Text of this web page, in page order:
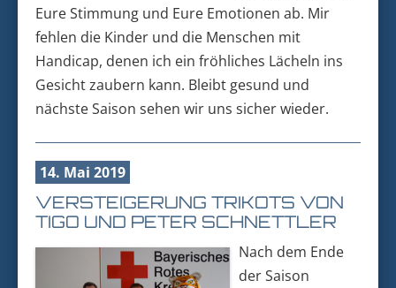
Eure Stimmung und Eure Emotionen ab. Mir
fehlen die Kinder und die Menschen mit
Handicap, denen ich ein fröhliches Lächeln ins
Gesicht zaubern kann. Bleibt gesund und
nächste Saison sehen wir uns sicher wieder.
14. Mai 2019
VERSTEIGERUNG TRIKOTS VON
TIGO UND PETER SCHNETTLER
Nach dem Ende
der Saison